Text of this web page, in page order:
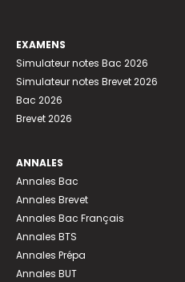
EXAMENS
Simulateur notes Bac 2026
Simulateur notes Brevet 2026
Bac 2026
Brevet 2026
ANNALES
Annales Bac
Annales Brevet
Annales Bac Français
Annales BTS
Annales Prépa
Annales BUT